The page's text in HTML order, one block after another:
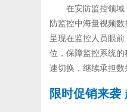
在安防监控领
防监控中海量视频
呈现在监控人员眼
位，保障监控系统
速切换，继续承担数
限时促销来袭